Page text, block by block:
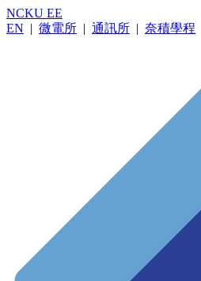
NCKU EE
EN | 微電所 | 通訊所 | 奈積學程